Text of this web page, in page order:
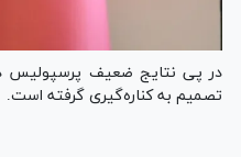
در پی نتایج ضعیف پرسپولیس
تصمیم به کناره‌گیری گرفته است.